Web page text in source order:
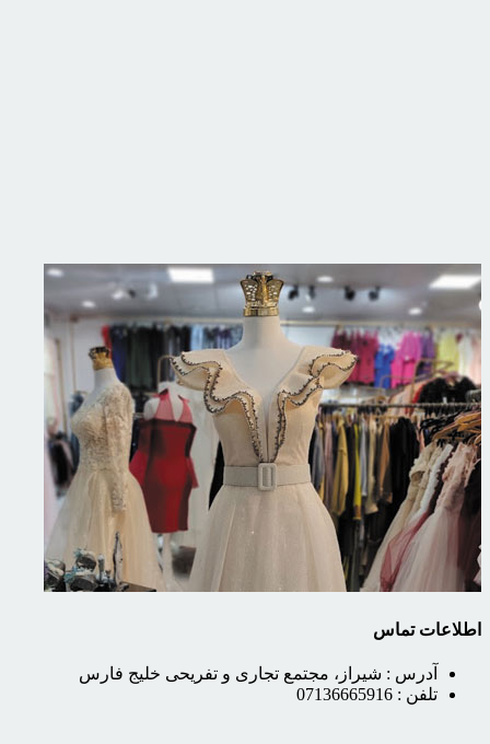
اطلاعات تماس
آدرس : شیراز، مجتمع تجاری و تفریحی خلیج فارس
تلفن : 07136665916